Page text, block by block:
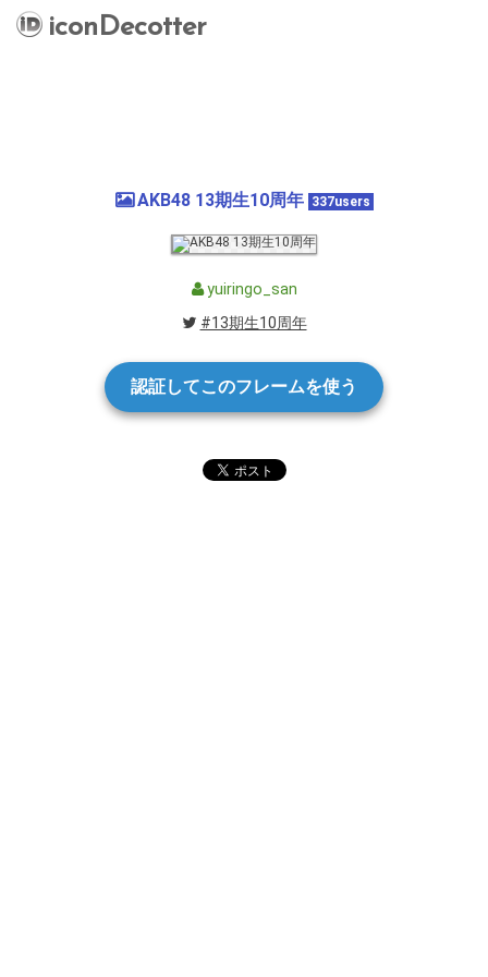
iconDecotter
AKB48 13期生10周年 337users
yuiringo_san
#13期生10周年
認証してこのフレームを使う